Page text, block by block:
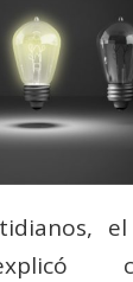
el